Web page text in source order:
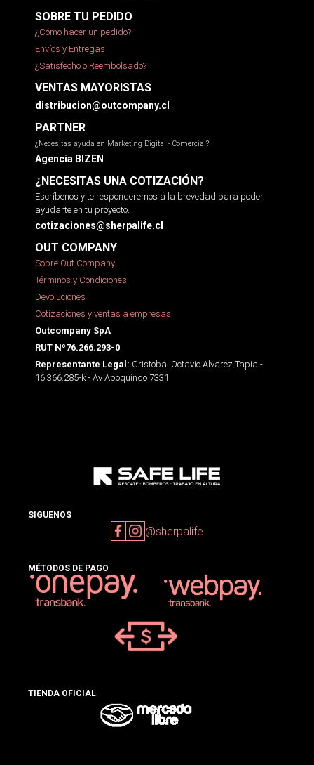
SOBRE TU PEDIDO
¿Cómo hacer un pedido?
Envíos y Entregas
¿Satisfecho o Reembolsado?
VENTAS MAYORISTAS
distribucion@outcompany.cl
PARTNER
¿Necesitas ayuda en Marketing Digital - Comercial?
Agencia BIZEN
¿NECESITAS UNA COTIZACIÓN?
Escríbenos y te responderemos a la brevedad para poder
ayudarte en tu proyecto.
cotizaciones@sherpalife.cl
OUT COMPANY
Sobre Out Company
Términos y Condiciones
Devoluciones
Cotizaciones y ventas a empresas
Outcompany SpA
RUT Nº76.266.293-0
Representante Legal: Cristobal Octavio Alvarez Tapia -
16.366.285-k - Av Apoquindo 7331
SIGUENOS
@sherpalife
MÉTODOS DE PAGO
TIENDA OFICIAL